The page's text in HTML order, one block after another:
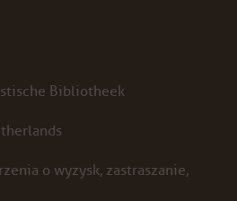
Bibliotheek
o wyzysk, zastraszanie,